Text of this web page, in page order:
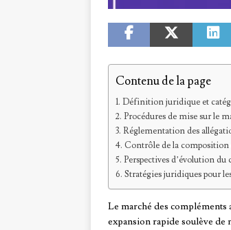
Contenu de la page
Définition juridique et
Procédures de mise sur le
Réglementation des
Contrôle de la composition
Perspectives d’évolution
Stratégies juridiques pour
Le marché des compléments
expansion rapide soulève